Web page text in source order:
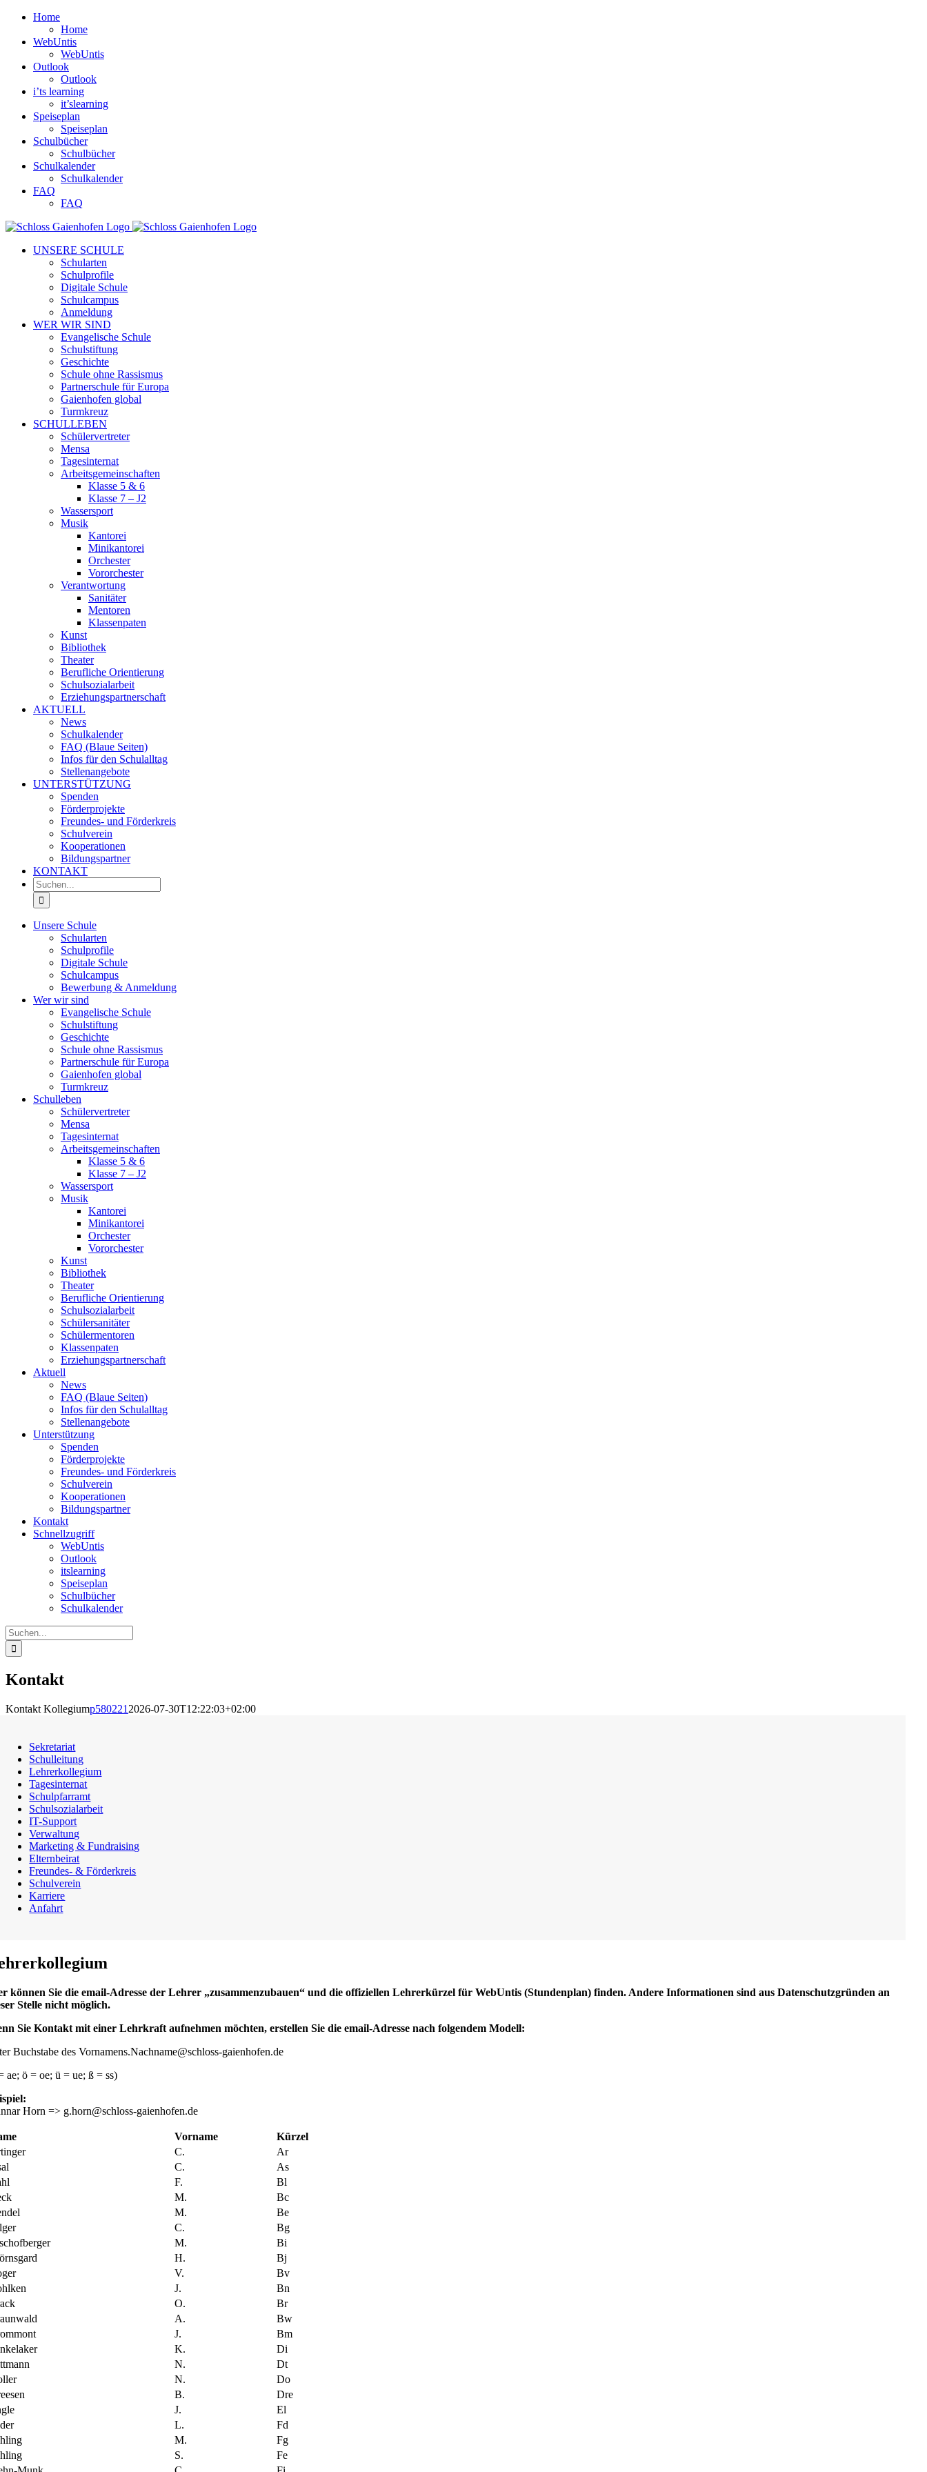
Zum
springen
Home
Home
WebUntis
WebUntis
Outlook
Outlook
i’ts learning
it’slearning
Speiseplan
Speiseplan
Schulbücher
Schulbücher
Schulkalender
Schulkalender
FAQ
FAQ
Facebook
Instagram
UNSERE SCHULE
Schularten
Schulprofile
Digitale Schule
Schulcampus
Anmeldung
WER WIR SIND
Evangelische Schule
Schulstiftung
Geschichte
Schule ohne Rassismus
Partnerschule für Europa
Gaienhofen global
Turmkreuz
SCHULLEBEN
Schülervertreter
Mensa
Tagesinternat
Arbeitsgemeinschaften
Klasse 5 & 6
Klasse 7 – J2
Wassersport
Musik
Kantorei
Minikantorei
Orchester
Vororchester
Verantwortung
Sanitäter
Mentoren
Klassenpaten
Kunst
Bibliothek
Theater
Berufliche Orientierung
Schulsozialarbeit
Erziehungspartnerschaft
AKTUELL
News
Schulkalender
FAQ (Blaue Seiten)
Infos für den Schulalltag
Stellenangebote
UNTERSTÜTZUNG
Spenden
Förderprojekte
Freundes- und Förderkreis
Schulverein
Kooperationen
Bildungspartner
KONTAKT
Suche
nach:
Unsere Schule
Schularten
Schulprofile
Digitale Schule
Schulcampus
Bewerbung & Anmeldung
Wer wir sind
Evangelische Schule
Schulstiftung
Geschichte
Schule ohne Rassismus
Partnerschule für Europa
Gaienhofen global
Turmkreuz
Schulleben
Schülervertreter
Mensa
Tagesinternat
Arbeitsgemeinschaften
Klasse 5 & 6
Klasse 7 – J2
Wassersport
Musik
Kantorei
Minikantorei
Orchester
Vororchester
Kunst
Bibliothek
Theater
Berufliche Orientierung
Schulsozialarbeit
Schülersanitäter
Schülermentoren
Klassenpaten
Erziehungspartnerschaft
Aktuell
News
FAQ (Blaue Seiten)
Infos für den Schulalltag
Stellenangebote
Unterstützung
Spenden
Förderprojekte
Freundes- und Förderkreis
Schulverein
Kooperationen
Bildungspartner
Kontakt
Schnellzugriff
WebUntis
Outlook
itslearning
Speiseplan
Schulbücher
Schulkalender
Suche
nach:
Kontakt
Kontakt Kollegiump580221 2026-07-30T12:22:03+02:00
Sekretariat
Schulleitung
Lehrerkollegium
Tagesinternat
Schulpfarramt
Schulsozialarbeit
IT-Support
Verwaltung
Marketing & Fundraising
Elternbeirat
Freundes- & Förderkreis
Schulverein
Karriere
Anfahrt
können Sie die email-Adresse der Lehrer „zusammenzubauen“ und die offiziellen Lehrerkürzel für WebUntis (Stundenplan) finden. Andere Informationen sind aus Datenschutzgründen an
Stelle nicht möglich.
Sie Kontakt mit einer Lehrkraft aufnehmen möchten, erstellen Sie die email-Adresse nach folgendem Modell:
Buchstabe des Vornamens.Nachname@schloss-gaienhofen.de
ae; ö = oe; ü = ue; ß = ss)
Horn => g.horn@schloss-gaienhofen.de
Vorname
Kürzel
C.
Ar
C.
As
F.
Bl
M.
Bc
M.
Be
C.
Bg
M.
Bi
H.
Bj
V.
Bv
J.
Bn
O.
Br
A.
Bw
J.
Bm
K.
Di
N.
Dt
N.
Do
B.
Dre
J.
El
L.
Fd
M.
Fg
S.
Fe